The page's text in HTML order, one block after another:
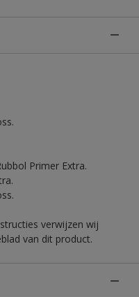
Primer Extra.
verwijzen wij
van dit product.